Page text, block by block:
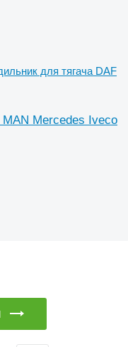
для тягача DAF
MAN Mercedes Iveco